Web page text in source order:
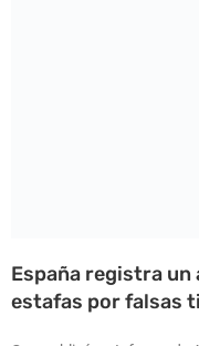
España registra un
estafas por falsas